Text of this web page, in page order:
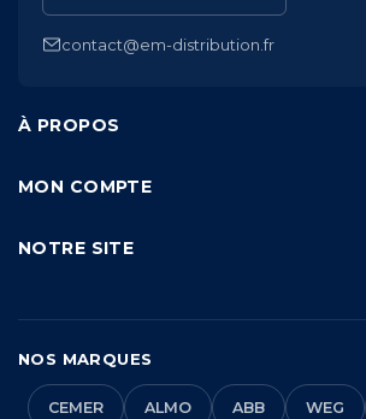
À PROPOS
MON COMPTE
NOTRE SITE
contact@em-distribution.fr
NOS MARQUES
CEMER ALMO ABB WEG